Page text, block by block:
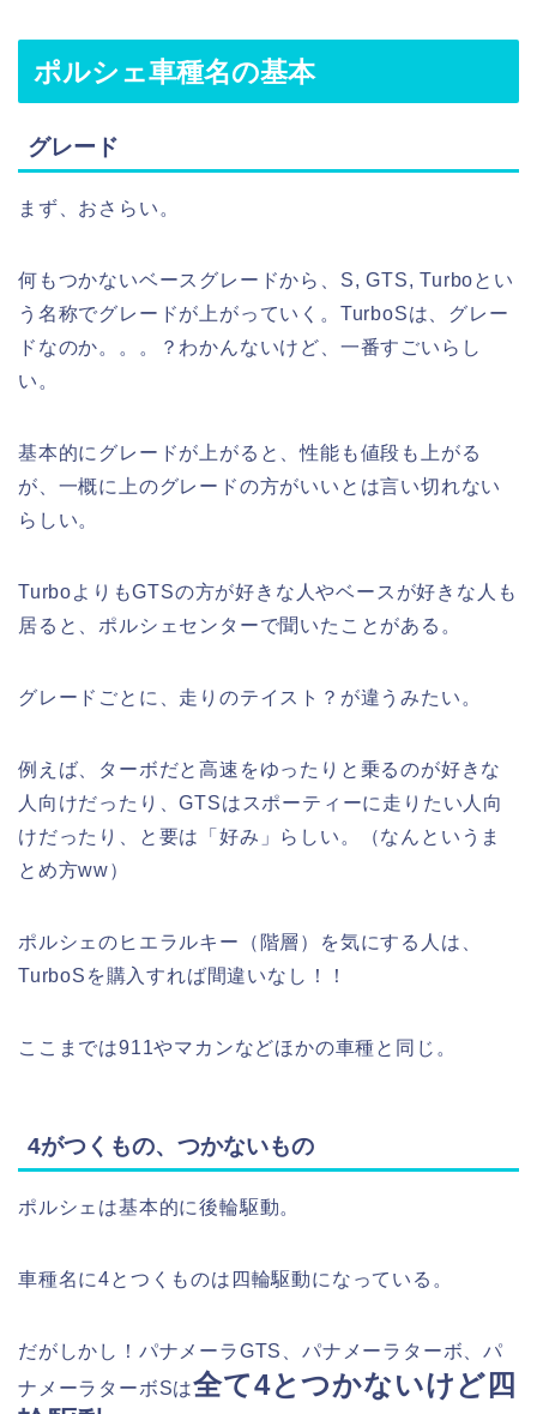
ポルシェ車種名の基本
グレード
まず、おさらい。
何もつかないベースグレードから、S, GTS, Turboとい
う名称でグレードが上がっていく。TurboSは、グレー
ドなのか。。。？わかんないけど、一番すごいらし
い。
基本的にグレードが上がると、性能も値段も上がる
が、一概に上のグレードの方がいいとは言い切れない
らしい。
TurboよりもGTSの方が好きな人やベースが好きな人も
居ると、ポルシェセンターで聞いたことがある。
グレードごとに、走りのテイスト？が違うみたい。
例えば、ターボだと高速をゆったりと乗るのが好きな
人向けだったり、GTSはスポーティーに走りたい人向
けだったり、と要は「好み」らしい。（なんというま
とめ方ww）
ポルシェのヒエラルキー（階層）を気にする人は、
TurboSを購入すれば間違いなし！！
ここまでは911やマカンなどほかの車種と同じ。
4がつくもの、つかないもの
ポルシェは基本的に後輪駆動。
車種名に4とつくものは四輪駆動になっている。
だがしかし！パナメーラGTS、パナメーラターボ、パ
ナメーラターボSは全て4とつかないけど四